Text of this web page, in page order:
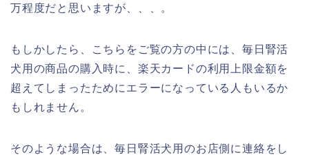
万程度だと思いますが、、、。
もしかしたら、こちらをご覧の方の中には、毎日腎活
犬用の商品の購入時に、楽天カードの利用上限金額を
超えてしまったためにエラーになっている人もいるか
もしれません。
そのような場合は、毎日腎活犬用のお店側に連絡をし